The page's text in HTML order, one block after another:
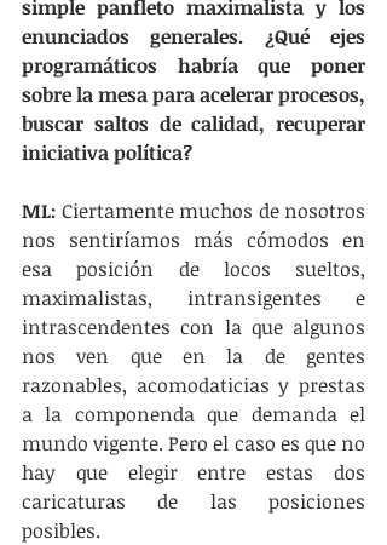
simple panfleto maximalista y los
enunciados generales. ¿Qué ejes
programáticos habría que poner
sobre la mesa para acelerar procesos,
buscar saltos de calidad, recuperar
iniciativa política?
ML: Ciertamente muchos de nosotros
nos sentiríamos más cómodos en
esa posición de locos sueltos,
maximalistas, intransigentes e
intrascendentes con la que algunos
nos ven que en la de gentes
razonables, acomodaticias y prestas
a la componenda que demanda el
mundo vigente. Pero el caso es que no
hay que elegir entre estas dos
caricaturas de las posiciones
posibles.